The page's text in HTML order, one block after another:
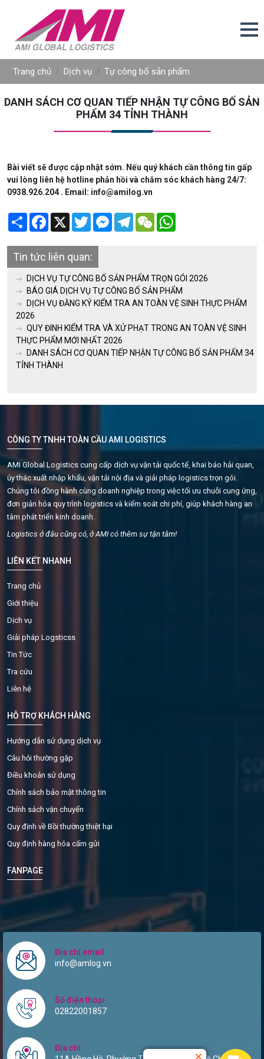
Trang chủ Dịch vụ Tự công bố sản phẩm
DANH SÁCH CƠ QUAN TIẾP NHẬN TỰ CÔNG BỐ SẢN
PHẨM 34 TỈNH THÀNH
Bài viết sẽ được cập nhật sớm. Nếu quý khách cần thông tin gấp
vui lòng liên hệ hotline phản hồi và chăm sóc khách hàng 24/7:
0938.926.204 . Email: info@amilog.vn
Share Facebook
X TwitterMessengerTelegramWeChat
Tin tức liên quan:
DỊCH VỤ TỰ CÔNG BỐ SẢN PHẨM TRỌN GÓI 2026
BÁO GIÁ DỊCH VỤ TỰ CÔNG BỐ SẢN PHẨM
DỊCH VỤ ĐĂNG KÝ KIỂM TRA AN TOÀN VỆ SINH THỰC PHẨM
2026
QUY ĐINH KIỂM TRA VÀ XỬ PHẠT TRONG AN TOÀN VỆ SINH
THỰC PHẨM MỚI NHẤT 2026
DANH SÁCH CƠ QUAN TIẾP NHẬN TỰ CÔNG BỐ SẢN PHẨM 34
TỈNH THÀNH
CÔNG TY TNHH TOÀN CẦU AMI LOGISTICS
AMI Global Logistics cung cấp dịch vụ vận tải quốc tế, khai báo hải quan,
ủy thác xuất nhập khẩu, vận tải nội địa và giải pháp logistics trọn gói.
Chúng tôi đồng hành cùng doanh nghiệp trong việc tối ưu chuỗi cung ứng,
đơn giản hóa quy trình logistics và kiểm soát chi phí, giúp khách hàng an
tâm phát triển kinh doanh.
Logistics ở đâu cũng có, ở AMI có thêm sự tận tâm!
LIÊN KẾT NHANH
Trang chủ
Giới thiệu
Dịch vụ
Giải pháp Logsticss
Tin Tức
Tra cứu
Liên hệ
HỖ TRỢ KHÁCH HÀNG
Hướng dẫn sử dụng dịch vụ
Câu hỏi thường gặp
Điều khoản sử dụng
Chính sách bảo mật thông tin
Chính sách vận chuyển
Quy định về Bồi thường thiệt hại
Quy định hàng hóa cấm gửi
FANPAGE
Địa chỉ email
info@amlog.vn
Số điện thoại
02822001857
Địa chỉ